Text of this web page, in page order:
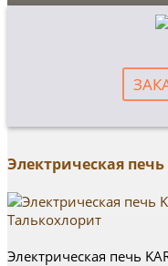
Электрическая
Электрическая печь